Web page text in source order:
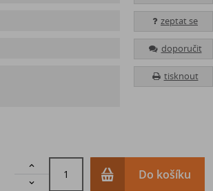
zeptat se
doporučit
tisknout


Do košíku